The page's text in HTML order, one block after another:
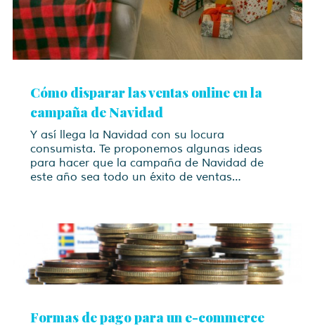
Cómo disparar las ventas online en la
campaña de Navidad
Y así llega la Navidad con su locura
consumista. Te proponemos algunas ideas
para hacer que la campaña de Navidad de
este año sea todo un éxito de ventas…
Formas de pago para un e-commerce